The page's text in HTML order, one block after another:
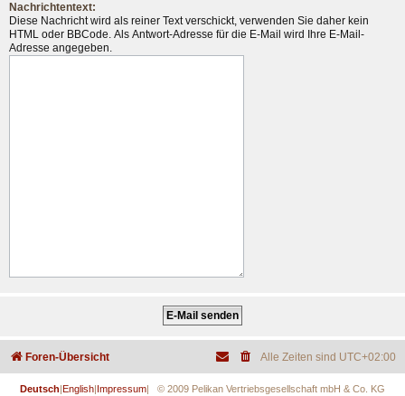
Nachrichtentext:
Diese Nachricht wird als reiner Text verschickt, verwenden Sie daher kein
HTML oder BBCode. Als Antwort-Adresse für die E-Mail wird Ihre E-Mail-
Adresse angegeben.
Foren-Übersicht Alle Zeiten sind UTC+02:00
Deutsch|English|Impressum| © 2009 Pelikan Vertriebsgesellschaft mbH & Co. KG